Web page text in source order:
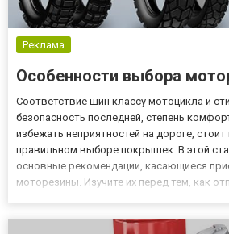
Реклама
Особенности выбора
Соответствие шин классу мотоцикла и
безопасность последней, степень
избежать неприятностей на дороге, стоит
правильном выборе покрышек. В этой
основные рекомендации, касающиеся
моторезины. Изучите их перед тем, как